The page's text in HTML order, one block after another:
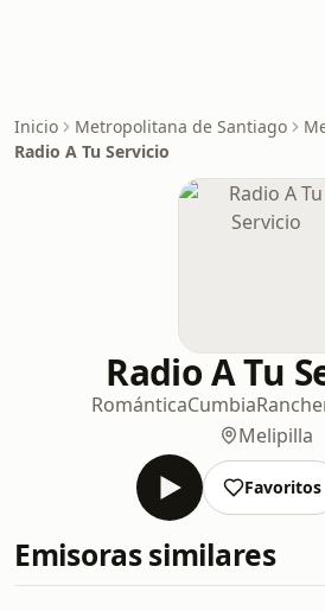
Inicio Metropolitana de Santiago
Radio A Tu Servicio
Radio A Tu
RománticaCumbia
Melipilla
Favoritos
Emisoras similares